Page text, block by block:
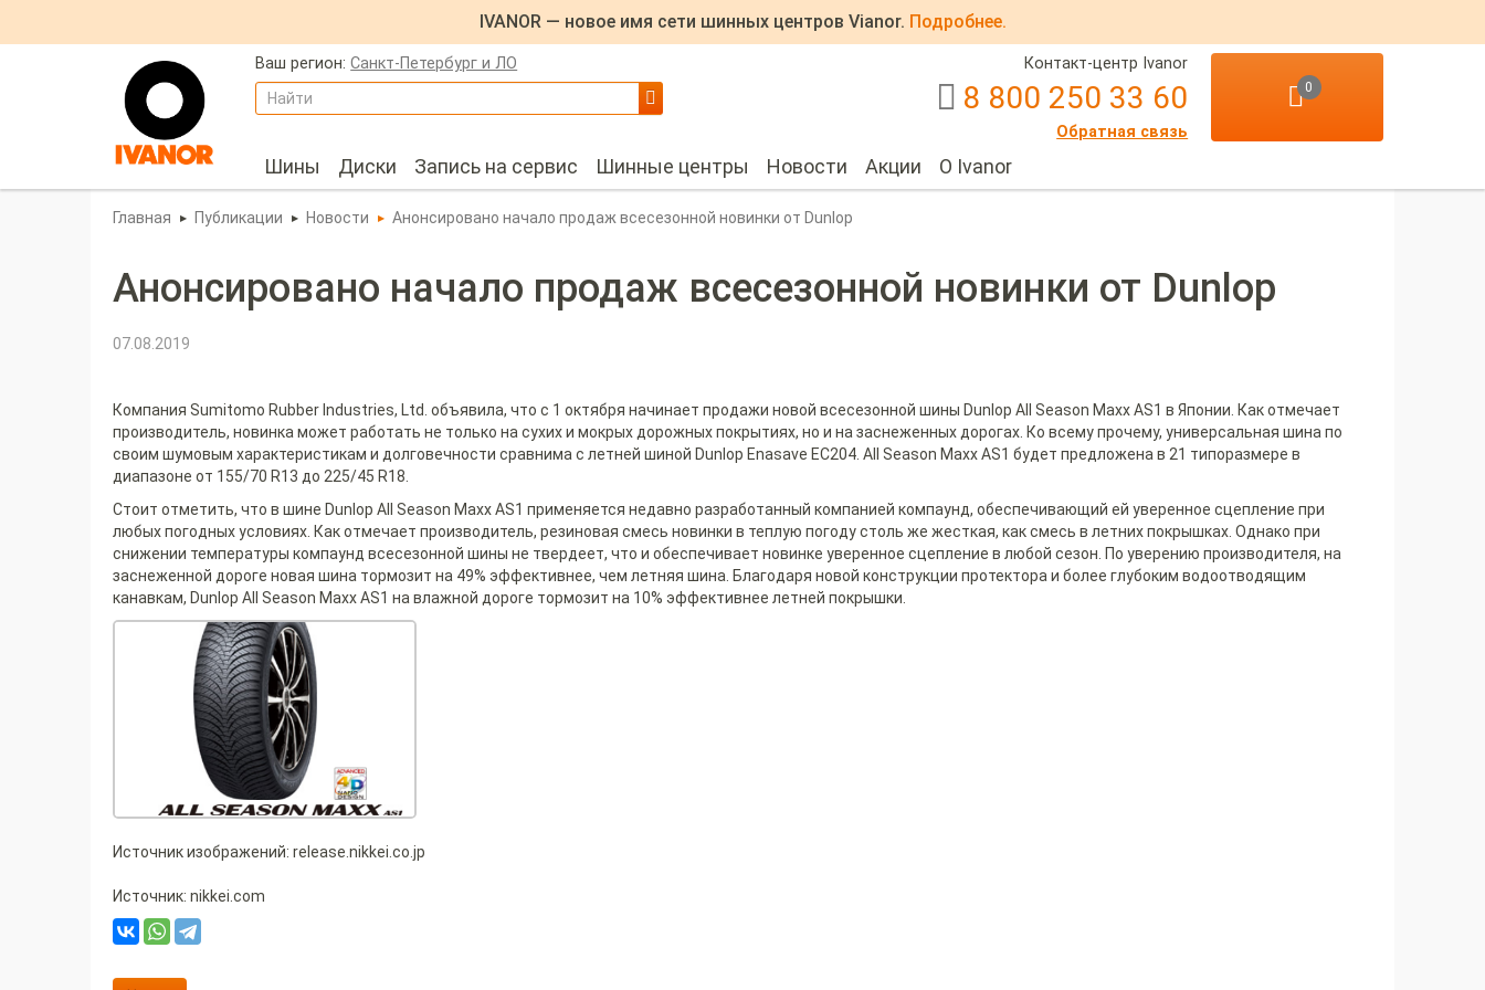
IVANOR — новое имя сети шинных центров Vianor. Подробнее.
Ваш регион: Санкт-Петербург и ЛО
Найти
Контакт-центр Ivanor
8 800 250 33 60
Обратная связь
0
Шины Диски Запись на сервис Шинные центры Новости Акции О Ivanor
Главная Публикации Новости Анонсировано начало продаж всесезонной новинки от Dunlop
Анонсировано начало продаж всесезонной новинки от Dunlop
07.08.2019
Компания Sumitomo Rubber Industries, Ltd. объявила, что с 1 октября начинает продажи новой всесезонной шины Dunlop All Season Maxx AS1 в Японии. Как отмечает
производитель, новинка может работать не только на сухих и мокрых дорожных покрытиях, но и на заснеженных дорогах. Ко всему прочему, универсальная шина по
своим шумовым характеристикам и долговечности сравнима с летней шиной Dunlop Enasave EC204. All Season Maxx AS1 будет предложена в 21 типоразмере в
диапазоне от 155/70 R13 до 225/45 R18.
Стоит отметить, что в шине Dunlop All Season Maxx AS1 применяется недавно разработанный компанией компаунд, обеспечивающий ей уверенное сцепление при
любых погодных условиях. Как отмечает производитель, резиновая смесь новинки в теплую погоду столь же жесткая, как смесь в летних покрышках. Однако при
снижении температуры компаунд всесезонной шины не твердеет, что и обеспечивает новинке уверенное сцепление в любой сезон. По уверению производителя, на
заснеженной дороге новая шина тормозит на 49% эффективнее, чем летняя шина. Благодаря новой конструкции протектора и более глубоким водоотводящим
канавкам, Dunlop All Season Maxx AS1 на влажной дороге тормозит на 10% эффективнее летней покрышки.
Источник изображений: release.nikkei.co.jp
Источник: nikkei.com